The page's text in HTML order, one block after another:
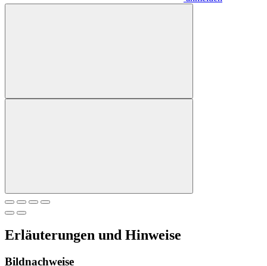
Erläuterungen und Hinweise
Bildnachweise